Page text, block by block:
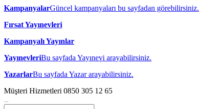
KampanyalarGüncel kampanyaları bu sayfadan görebilirsiniz.
Fırsat Yayınevleri
Kampanyalı Yayınlar
YayınevleriBu sayfada Yayınevi arayabilirsiniz.
YazarlarBu sayfada Yazar arayabilirsiniz.
Müşteri Hizmetleri 0850 305 12 65